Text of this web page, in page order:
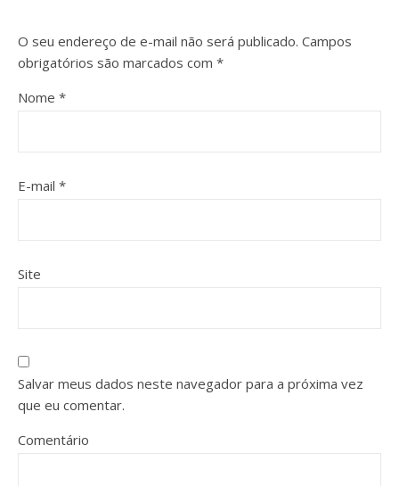
O seu endereço de e-mail não será publicado. Campos
obrigatórios são marcados com *
Nome *
E-mail *
Site
Salvar meus dados neste navegador para a próxima vez
que eu comentar.
Comentário